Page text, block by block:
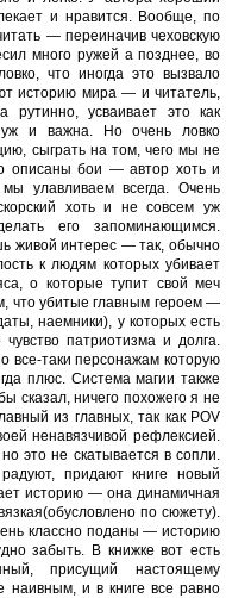
и нравится. Вообще, по
— переиначив чеховскую
много ружей а позднее, во
что иногда это вызвало
историю мира — и читатель,
рутинно, усваивает это как
и важна. Но очень ловко
сыграть на том, чего мы не
описаны бои — автор хоть и
улавливаем всегда. Очень
хоть и не совсем уж
его запоминающимся.
живой интерес — так, обычно
к людям которых убивает
о которые тупит свой меч
что убитые главным героем —
наемники), у которых есть
патриотизма и долга.
таки персонажам которую
плюс. Система магии также
сказал, ничего похожего я не
из главных, так как POV
ненавязчивой рефлексией.
это не скатывается в сопли.
придают книге новый
историю — она динамичная
по сюжету).
классно поданы — историю
забыть. В книжке вот есть
присущий настоящему
наивным, и в книге все равно